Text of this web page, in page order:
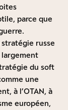
parce que
russe
largement
du soft
une
à l’OTAN, à
européen,